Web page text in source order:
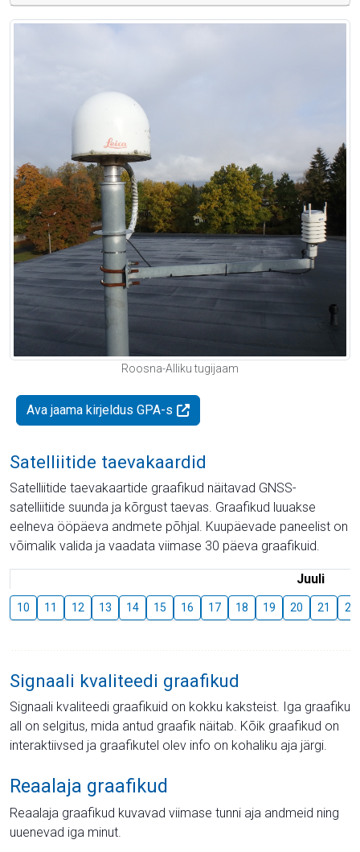
Roosna-Alliku tugijaam
Ava jaama kirjeldus GPA-s
Satelliitide taevakaardid
Satelliitide taevakaartide graafikud näitavad GNSS-
satelliitide suunda ja kõrgust taevas. Graafikud luuakse
eelneva ööpäeva andmete põhjal. Kuupäevade paneelist on
võimalik valida ja vaadata viimase 30 päeva graafikuid.
Juuli
10 11 12 13 14 15 16 17 18 19 20 21 22
Signaali kvaliteedi graafikud
Signaali kvaliteedi graafikuid on kokku kaksteist. Iga graafiku
all on selgitus, mida antud graafik näitab. Kõik graafikud on
interaktiivsed ja graafikutel olev info on kohaliku aja järgi.
Reaalaja graafikud
Reaalaja graafikud kuvavad viimase tunni aja andmeid ning
uuenevad iga minut.